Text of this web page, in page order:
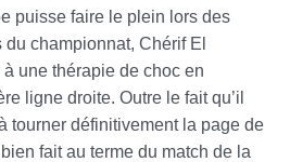
puisse faire le plein lors des
championnat, Chérif El
une thérapie de choc en
ligne droite. Outre le fait qu’il
tourner définitivement la page de
fait au terme du match de la